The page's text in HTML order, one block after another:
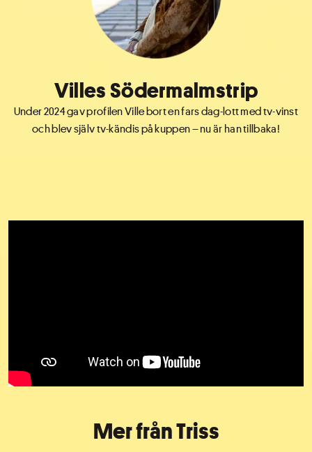
Villes Södermalmstrip
Under 2024 gav profilen Ville bort en fars dag-lott med tv-vinst
och blev själv tv-kändis på kuppen – nu är han tillbaka!
Mer från Triss